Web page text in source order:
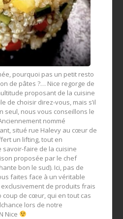
pourquoi pas un petit resto
de pâtes ?… Nice regorge de
proposant de la cuisine
de choisir direz-vous, mais s’il
seul, nous vous conseillons le
nommé
situé rue Halevy au cœur de
un lifting, tout en
savoir-faire de la cuisine
proposée par le chef
bon le sud). Ici, pas de
faites face à un véritable
de produits frais
coup de cœur, qui en tout cas
lors de notre
Nice